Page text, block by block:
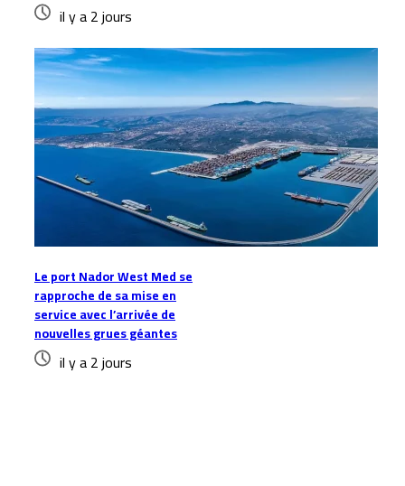
il y a 2 jours
Le port Nador West Med se
rapproche de sa mise en
service avec l’arrivée de
nouvelles grues géantes
il y a 2 jours